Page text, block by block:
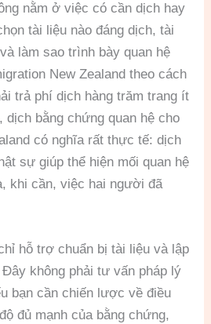
nằm ở việc có cần dịch hay
tài liệu nào đáng dịch, tài
làm sao trình bày quan hệ
New Zealand theo cách
trả phí dịch hàng trăm trang ít
dịch bằng chứng quan hệ cho
có nghĩa rất thực tế: dịch
sự giúp thể hiện mối quan hệ
khi cần, việc hai người đã
hỗ trợ chuẩn bị tài liệu và lập
không phải tư vấn pháp lý
bạn cần chiến lược về điều
đủ mạnh của bằng chứng,